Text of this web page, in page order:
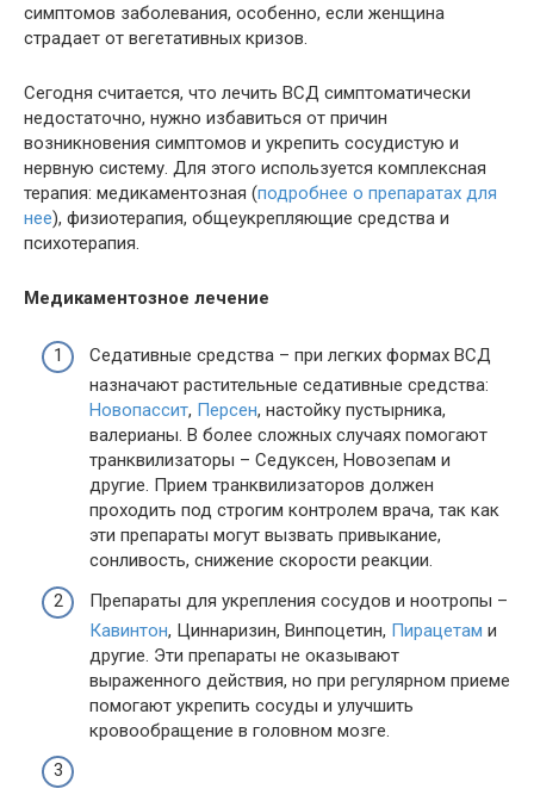
симптомов заболевания, особенно, если женщина
страдает от вегетативных кризов.
Сегодня считается, что лечить ВСД симптоматически
недостаточно, нужно избавиться от причин
возникновения симптомов и укрепить сосудистую и
нервную систему. Для этого используется комплексная
терапия: медикаментозная (подробнее о препаратах для
нее), физиотерапия, общеукрепляющие средства и
психотерапия.
Медикаментозное лечение
Седативные средства – при легких формах ВСД
назначают растительные седативные средства:
Новопассит, Персен, настойку пустырника,
валерианы. В более сложных случаях помогают
транквилизаторы – Седуксен, Новозепам и
другие. Прием транквилизаторов должен
проходить под строгим контролем врача, так как
эти препараты могут вызвать привыкание,
сонливость, снижение скорости реакции.
Препараты для укрепления сосудов и ноотропы –
Кавинтон, Циннаризин, Винпоцетин, Пирацетам и
другие. Эти препараты не оказывают
выраженного действия, но при регулярном приеме
помогают укрепить сосуды и улучшить
кровообращение в головном мозге.